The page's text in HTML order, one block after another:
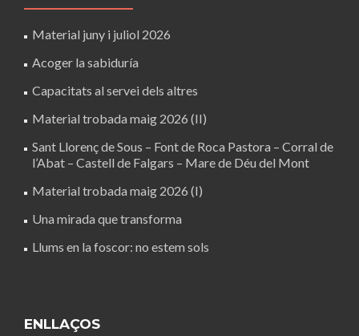
Material juny i juliol 2026
Acoger la sabiduría
Capacitats al servei dels altres
Material trobada maig 2026 (II)
Sant Llorenç de Sous – Font de Roca Pastora – Corral de
l’Abat – Castell de Falgars – Mare de Déu del Mont
Material trobada maig 2026 (I)
Una mirada que transforma
Llums en la foscor: no estem sols
ENLLAÇOS